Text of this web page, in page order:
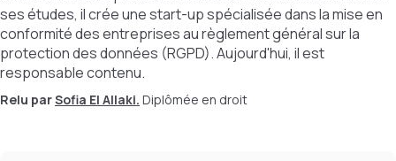
ses études, il crée une start-up spécialisée dans la mise en
conformité des entreprises au règlement général sur la
protection des données (RGPD). Aujourd'hui, il est
responsable contenu.
Relu parSofia El Allaki. Diplômée en droit